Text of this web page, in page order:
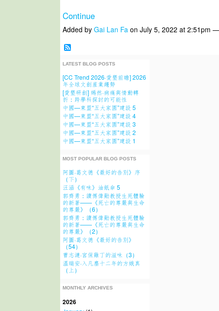
Continue
Added by Gai Lan Faon July 5, 2022 at 2:51pm
LATEST BLOG POSTS
[CC Trend 2026·愛墾前瞻] 2026
年全球文創産業趨勢
[愛墾研創] 嫣然·病痛與情動轉
折：跨學科探討的可能性
中國—東盟“五大家園”建設 5
中國—東盟“五大家園”建設 4
中國—東盟“五大家園”建設 3
中國—東盟“五大家園”建設 2
中國—東盟“五大家園”建設 1
MOST POPULAR BLOG POSTS
阿圖·葛文德《最好的告別》序
（下）
汪涵《有味》油紙傘 5
郭齊勇：讀傅偉勛教授生死體驗
的新著——《死亡的尊嚴與生命
的尊嚴》（6）
郭齊勇：讀傅偉勛教授生死體驗
的新著——《死亡的尊嚴與生命
的尊嚴》（2）
阿圖·葛文德《最好的告別》
（54）
曹志漣·宮保雞丁的滋味（3）
溫瑞安·入凡塵十二年的方娥真
（上）
MONTHLY ARCHIVES
2026